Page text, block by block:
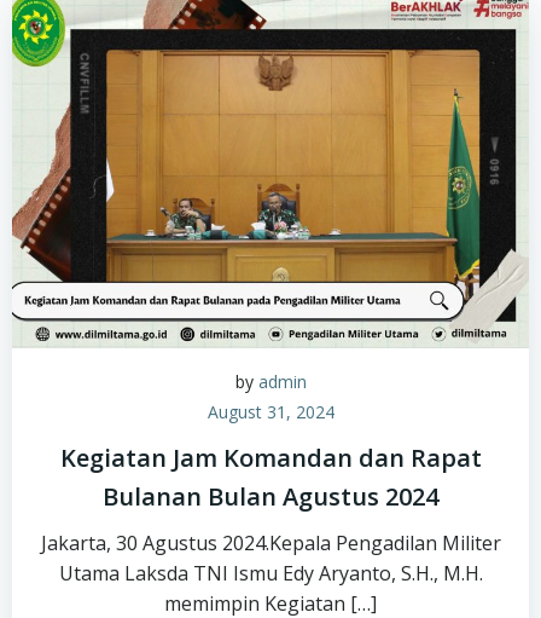
by admin
August 31, 2024
Kegiatan Jam Komandan dan Rapat
Bulanan Bulan Agustus 2024
Jakarta, 30 Agustus 2024.Kepala Pengadilan Militer
Utama Laksda TNI Ismu Edy Aryanto, S.H., M.H.
memimpin Kegiatan […]